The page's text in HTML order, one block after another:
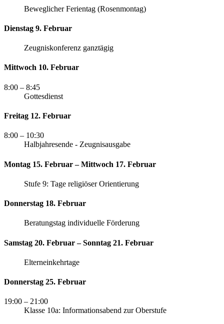
Beweglicher Ferientag (Rosenmontag)
Dienstag 9. Februar
Zeugniskonferenz ganztägig
Mittwoch 10. Februar
8:00 – 8:45
Gottesdienst
Freitag 12. Februar
8:00 – 10:30
Halbjahresende - Zeugnisausgabe
Montag 15. Februar – Mittwoch 17. Februar
Stufe 9: Tage religiöser Orientierung
Donnerstag 18. Februar
Beratungstag individuelle Förderung
Samstag 20. Februar – Sonntag 21. Februar
Elterneinkehrtage
Donnerstag 25. Februar
19:00 – 21:00
Klasse 10a: Informationsabend zur Oberstufe